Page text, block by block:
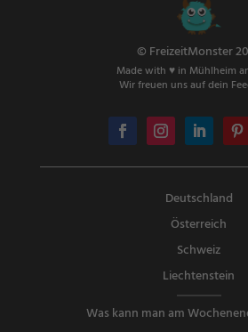
© FreizeitMonster
Made with ♥ in Mühlheim
Wir freuen uns auf dein
Deutschland
Österreich
Schweiz
Liechtenstein
Was kann man am